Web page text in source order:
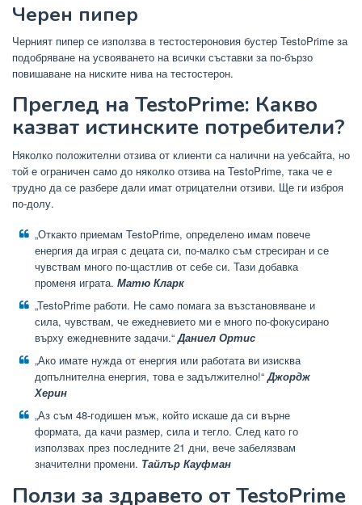
Черен пипер
Черният пипер се използва в тестостероновия бустер TestoPrime за
подобряване на усвояването на всички съставки за по-бързо
повишаване на ниските нива на тестостерон.
Преглед на TestoPrime: Какво
казват истинските потребители?
Няколко положителни отзива от клиенти са налични на уебсайта, но
той е ограничен само до няколко отзива на TestoPrime, така че е
трудно да се разбере дали имат отрицателни отзиви. Ще ги изброя
по-долу.
„Откакто приемам TestoPrime, определено имам повече
енергия да играя с децата си, по-малко съм стресиран и се
чувствам много по-щастлив от себе си. Тази добавка
променя играта. Матю Кларк
„TestoPrime работи. Не само помага за възстановяване и
сила, чувствам, че ежедневието ми е много по-фокусирано
върху ежедневните задачи.“ Даниел Ортис
„Ако имате нужда от енергия или работата ви изисква
допълнителна енергия, това е задължително!“ Джордж
Херин
„Аз съм 48-годишен мъж, който искаше да си върне
формата, да качи размер, сила и тегло. След като го
използвах през последните 21 дни, вече забелязвам
значителни промени. Тайлър Кауфман
Ползи за здравето от TestoPrime